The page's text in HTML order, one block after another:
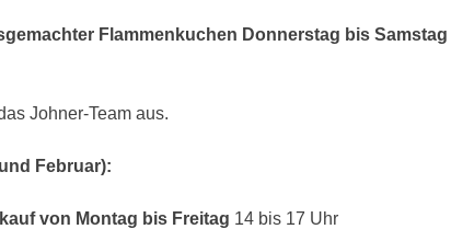
Flammenkuchen Donnerstag bis Samstag
Johner-Team aus.
Februar):
von Montag bis Freitag 14 bis 17 Uhr